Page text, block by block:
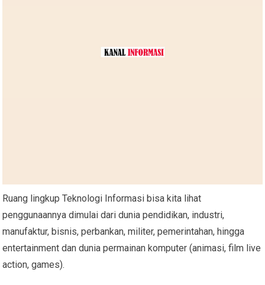
Ruang lingkup Teknologi Informasi bisa kita lihat
penggunaannya dimulai dari dunia pendidikan, industri,
manufaktur, bisnis, perbankan, militer, pemerintahan, hingga
entertainment dan dunia permainan komputer (animasi, film live
action, games).